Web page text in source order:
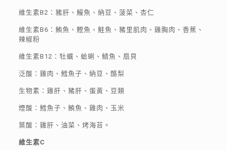
維生素B2：豬肝、鰻魚、納豆、菠菜、杏仁
維生素B6：鮪魚、鰹魚、鮭魚、豬里肌肉、雞胸肉、香蕉、
辣椒粉
維生素B12：牡蠣、蛤蜊、鯖魚、扇貝
泛酸：雞肉、鱈魚子、納豆、酪梨
生物素：雞肝、豬肝、蛋黃、豆類
煙酸：鱈魚子、鮪魚、雞肉、玉米
葉酸：雞肝、油菜、烤海苔。
維生素C